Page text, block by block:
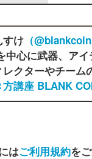
すけ （‎@blankcoin
中心に武器、アイ
クターやチーム
方講座 BLANK
はご利用規約を